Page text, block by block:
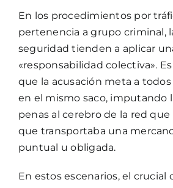
En los procedimientos por
pertenencia a grupo criminal,
seguridad tienden a aplicar
«responsabilidad colectiva».
que la acusación meta a
en el mismo saco, imputando
penas al cerebro de la red
que transportaba una
puntual u obligada.
En estos escenarios, el crucial